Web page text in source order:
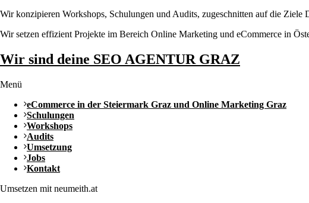
Wir konzipieren Workshops, Schulungen und Audits, zugeschnitten auf die Ziele
Wir setzen effizient Projekte im Bereich Online Marketing und eCommerce in
Wir sind deine SEO AGENTUR GRAZ
Menü
eCommerce in der Steiermark Graz und Online Marketing Graz
Schulungen
Workshops
Audits
Umsetzung
Jobs
Kontakt
Umsetzen mit neumeith.at